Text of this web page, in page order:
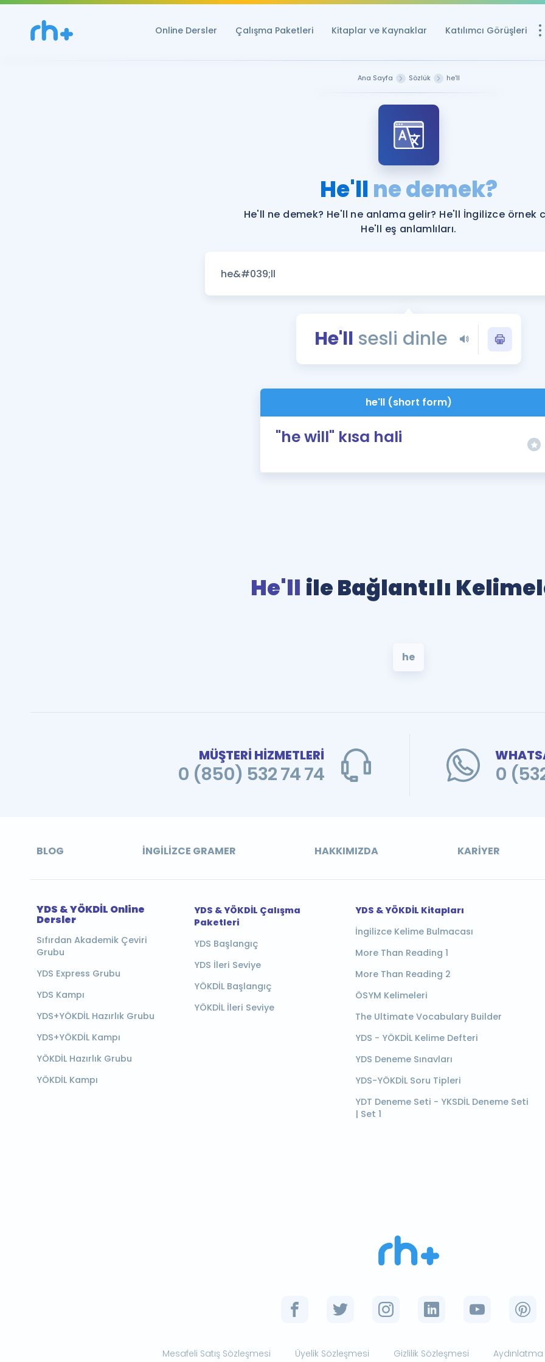
Online Dersler Çalışma Paketleri Kitaplar ve Kaynaklar Katılımcı Görüşleri
YDS ve YÖKDİL
YDS ve YÖKDİL'e
Tüm ÖSYM
Blog
YDS - YÖKDİL
İngilizce Gramer
Ana Sayfa Sözlük he'll
He'llne demek?
He'll ne demek? He'll ne anlama gelir? He'll İngilizce örnek
He'll eş anlamlıları.
He'll sesli dinle
he'll (short form)
"he will" kısa hali
He'll ile Bağlantılı
he
MÜŞTERİ HİZMETLERİ
0 (850) 532 74 74 0
BLOG İNGILIZCE GRAMER HAKKIMIZDA KARIYER
YDS & YÖKDİL Online
Dersler
Sıfırdan Akademik Çeviri
Grubu
YDS Express Grubu
YDS Kampı
YDS+YÖKDİL Hazırlık Grubu
YDS+YÖKDİL Kampı
YÖKDİL Hazırlık Grubu
YÖKDİL Kampı
YDS & YÖKDİL Çalışma
Paketleri
YDS Başlangıç
YDS İleri Seviye
YÖKDİL Başlangıç
YÖKDİL İleri Seviye
YDS & YÖKDİL Kitapları
İngilizce Kelime Bulmacası
More Than Reading 1
More Than Reading 2
ÖSYM Kelimeleri
The Ultimate Vocabulary Builder
YDS - YÖKDİL Kelime Defteri
YDS Deneme Sınavları
YDS-YÖKDİL Soru Tipleri
YDT Deneme Seti - YKSDİL Deneme Seti
| Set 1
Mesafeli Satış Sözleşmesi Üyelik Sözleşmesi Gizlilik Sözleşmesi